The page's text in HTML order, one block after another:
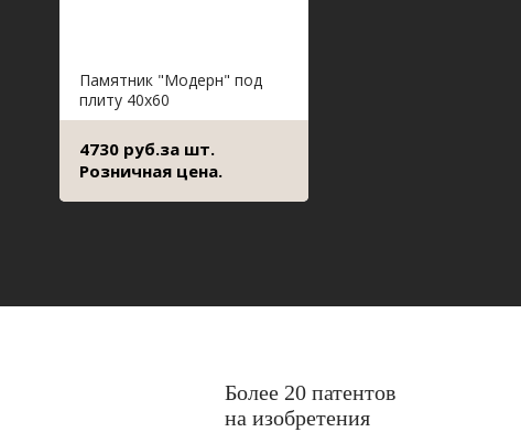
Памятник "Модерн" под
плиту 40х60
4730 руб.за шт.
Розничная цена.
Более 20 патентов
на изобретения